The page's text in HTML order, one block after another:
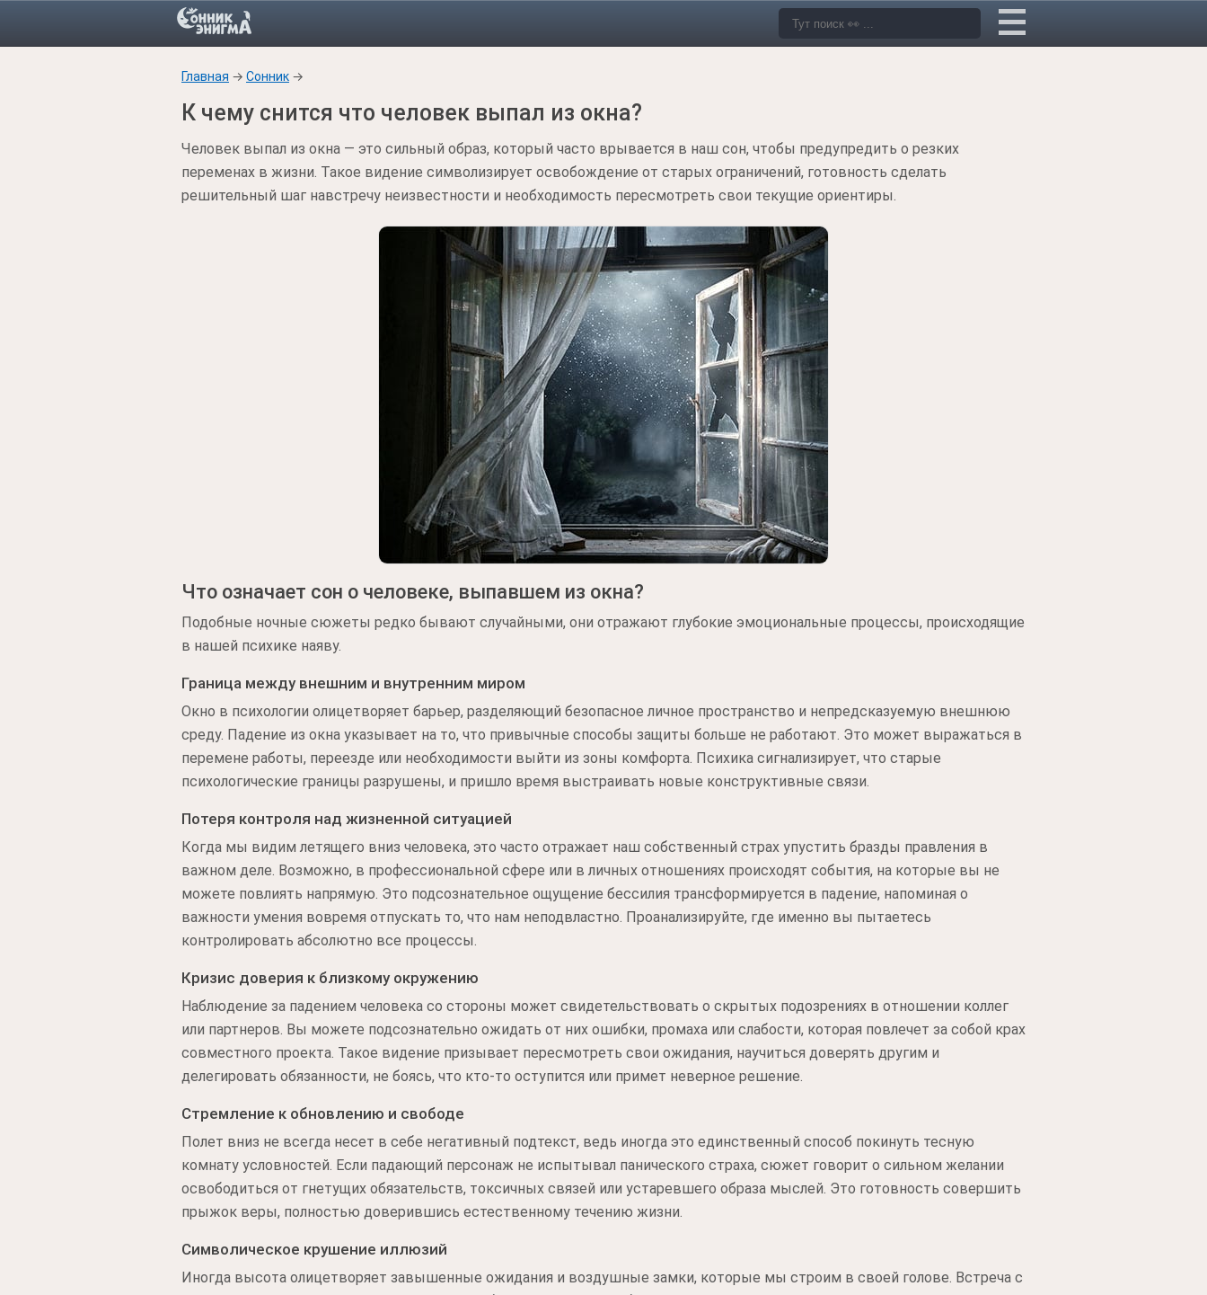
Главная → Сонник →
К чему снится что человек выпал из окна?
Человек выпал из окна — это сильный образ, который часто врывается в наш сон, чтобы предупредить о резких
переменах в жизни. Такое видение символизирует освобождение от старых ограничений, готовность сделать
решительный шаг навстречу неизвестности и необходимость пересмотреть свои текущие ориентиры.
Что означает сон о человеке, выпавшем из окна?
Подобные ночные сюжеты редко бывают случайными, они отражают глубокие эмоциональные процессы, происходящие
в нашей психике наяву.
Граница между внешним и внутренним миром
Окно в психологии олицетворяет барьер, разделяющий безопасное личное пространство и непредсказуемую внешнюю
среду. Падение из окна указывает на то, что привычные способы защиты больше не работают. Это может выражаться в
перемене работы, переезде или необходимости выйти из зоны комфорта. Психика сигнализирует, что старые
психологические границы разрушены, и пришло время выстраивать новые конструктивные связи.
Потеря контроля над жизненной ситуацией
Когда мы видим летящего вниз человека, это часто отражает наш собственный страх упустить бразды правления в
важном деле. Возможно, в профессиональной сфере или в личных отношениях происходят события, на которые вы не
можете повлиять напрямую. Это подсознательное ощущение бессилия трансформируется в падение, напоминая о
важности умения вовремя отпускать то, что нам неподвластно. Проанализируйте, где именно вы пытаетесь
контролировать абсолютно все процессы.
Кризис доверия к близкому окружению
Наблюдение за падением человека со стороны может свидетельствовать о скрытых подозрениях в отношении коллег
или партнеров. Вы можете подсознательно ожидать от них ошибки, промаха или слабости, которая повлечет за собой крах
совместного проекта. Такое видение призывает пересмотреть свои ожидания, научиться доверять другим и
делегировать обязанности, не боясь, что кто-то оступится или примет неверное решение.
Стремление к обновлению и свободе
Полет вниз не всегда несет в себе негативный подтекст, ведь иногда это единственный способ покинуть тесную
комнату условностей. Если падающий персонаж не испытывал панического страха, сюжет говорит о сильном желании
освободиться от гнетущих обязательств, токсичных связей или устаревшего образа мыслей. Это готовность совершить
прыжок веры, полностью доверившись естественному течению жизни.
Символическое крушение иллюзий
Иногда высота олицетворяет завышенные ожидания и воздушные замки, которые мы строим в своей голове. Встреча с